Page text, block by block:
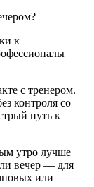
к
с тренером.
контроля со
путь к
утро лучше
вечер — для
или